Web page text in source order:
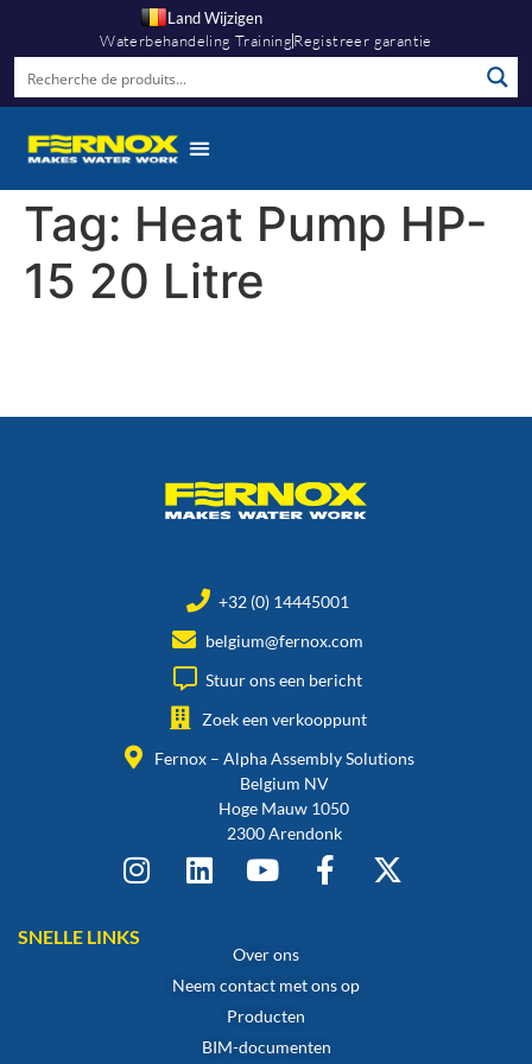
Land Wijzigen
Waterbehandeling TrainingRegistreer garantie
Tag: Heat Pump HP-
15 20 Litre
+32 (0) 14445001
belgium@fernox.com
Stuur ons een bericht
Zoek een verkooppunt
Fernox – Alpha Assembly Solutions
Belgium NV
Hoge Mauw 1050
2300 Arendonk
SNELLE LINKS
Over ons
Neem contact met ons op
Producten
BIM-documenten